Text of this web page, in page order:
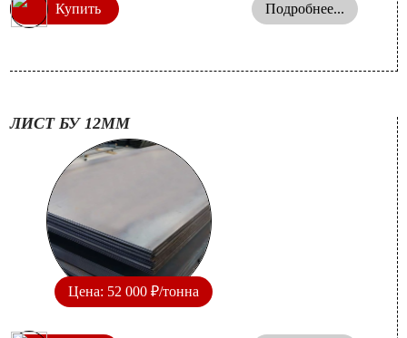
Купить Подробнее...
ЛИСТ БУ 12ММ
Цена: 52 000 ₽/тонна